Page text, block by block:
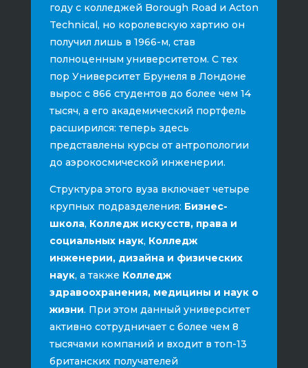
году с колледжей Borough Road и Acton
Technical, но королевскую хартию он
получил лишь в 1966-м, став
полноценным университетом. С тех
пор Университет Брунеля в Лондоне
вырос с 866 студентов до более чем 14
тысяч, а его академический портфель
расширился: теперь здесь
представлены курсы от антропологии
до аэрокосмической инженерии.
Структура этого вуза включает четыре
крупных подразделения: Бизнес-
школа, Колледж искусств, права и
социальных наук, Колледж
инженерии, дизайна и физических
наук, а также Колледж
здравоохранения, медицины и наук о
жизни. При этом данный университет
активно сотрудничает с более чем 8
тысячами компаний и входит в топ-13
британских получателей